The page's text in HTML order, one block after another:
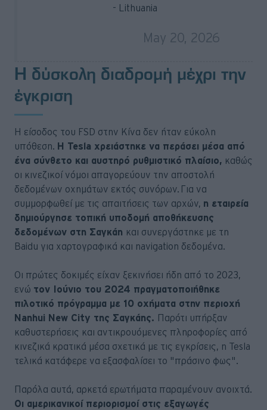
- Lithuania
May 20, 2026
Η δύσκολη διαδρομή μέχρι την
έγκριση
Η είσοδος του FSD στην Κίνα δεν ήταν εύκολη
υπόθεση. Η Tesla χρειάστηκε να περάσει μέσα από
ένα σύνθετο και αυστηρό ρυθμιστικό πλαίσιο, καθώς
οι κινεζικοί νόμοι απαγορεύουν την αποστολή
δεδομένων οχημάτων εκτός συνόρων. Για να
συμμορφωθεί με τις απαιτήσεις των αρχών, η εταιρεία
δημιούργησε τοπική υποδομή αποθήκευσης
δεδομένων στη Σαγκάη και συνεργάστηκε με τη
Baidu για χαρτογραφικά και navigation δεδομένα.
Οι πρώτες δοκιμές είχαν ξεκινήσει ήδη από το 2023,
ενώ τον Ιούνιο του 2024 πραγματοποιήθηκε
πιλοτικό πρόγραμμα με 10 οχήματα στην περιοχή
Nanhui New City της Σαγκάης. Παρότι υπήρξαν
καθυστερήσεις και αντικρουόμενες πληροφορίες από
κινεζικά κρατικά μέσα σχετικά με τις εγκρίσεις, η Tesla
τελικά κατάφερε να εξασφαλίσει το "πράσινο φως".
Παρόλα αυτά, αρκετά ερωτήματα παραμένουν ανοιχτά.
Οι αμερικανικοί περιορισμοί στις εξαγωγές